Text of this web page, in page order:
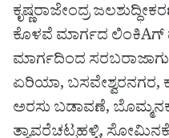
ಕೃಷ್ಣರಾಜೇಂದ್ರ
ಕೊಳವೆ ಮಾರ್ಗದ
ಮಾರ್ಗದಿಂದ
ಏರಿಯಾ, ಬಸವೇಶ್ವರನಗರ,
ಅರಸು ಬಡಾವಣೆ,